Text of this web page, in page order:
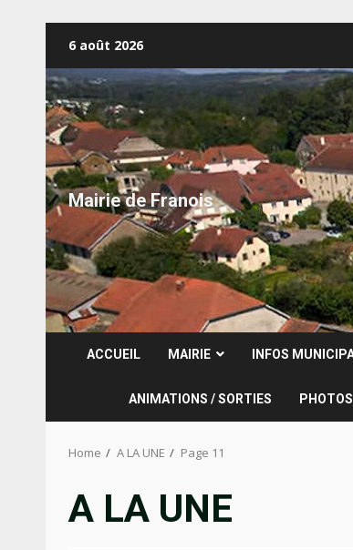
content
6 août 2026
Mairie de Franois
ACCUEIL MAIRIE INFOS
ANIMATIONS / SORTIES
Home A LA UNE Page 11
A LA UNE